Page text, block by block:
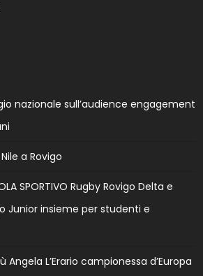
nazionale sull’audience engagement
a Rovigo
SPORTIVO Rugby Rovigo Delta e
Junior insieme per studenti e
Angela L’Erario campionessa d’Europa